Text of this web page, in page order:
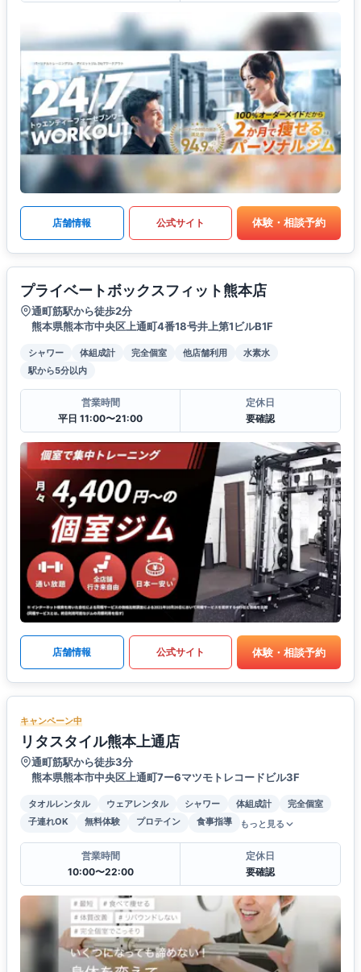
店舗情報 公式サイト 体験・相談予約
プライベートボックスフィット熊本店
通町筋駅から徒歩2分
熊本県熊本市中央区上通町4番18号井上第1ビルB1F
シャワー 体組成計 完全個室 他店舗利用
水素水
駅から5分以内
営業時間
平日 11:00〜21:00
定休日
要確認
店舗情報 公式サイト 体験・相談予約
キャンペーン中
リタスタイル熊本上通店
通町筋駅から徒歩3分
熊本県熊本市中央区上通町7ー6マツモトレコードビル3F
タオルレンタル ウェアレンタル シャワー 体組成計
完全個室
子連れOK
無料体験 プロテイン 食事指導 もっと見る
営業時間
10:00〜22:00
定休日
要確認